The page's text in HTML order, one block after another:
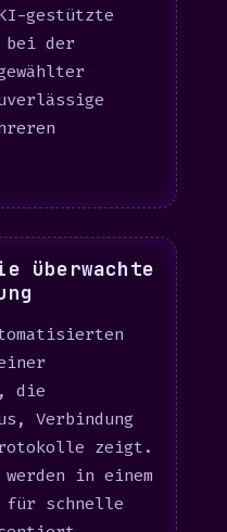
gestützte
der
überwachte
die
Verbindung
zeigt.
in einem
für schnelle